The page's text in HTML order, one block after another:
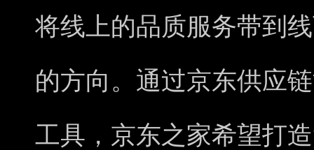
将线上的品质服务带到
的方向。通过京东供应
工具，京东之家希望打